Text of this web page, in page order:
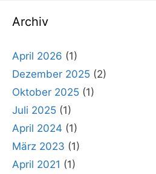
Archiv
April 2026 (1)
Dezember 2025 (2)
Oktober 2025 (1)
Juli 2025 (1)
April 2024 (1)
März 2023 (1)
April 2021 (1)